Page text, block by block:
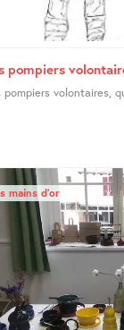
pompiers
pompiers volontaires,
mains d’or